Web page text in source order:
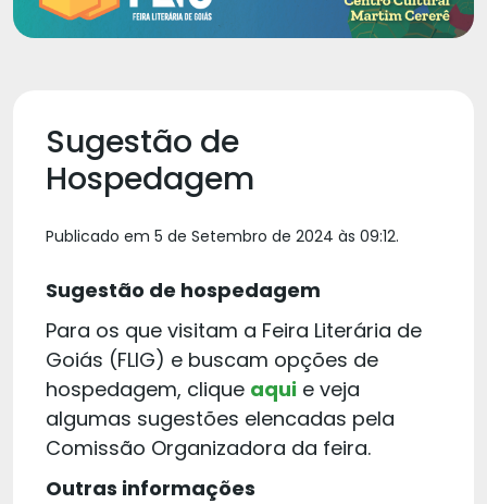
Sugestão de
Hospedagem
Publicado em 5 de Setembro de 2024 às 09:12.
Sugestão de hospedagem
Para os que visitam a Feira Literária de
Goiás (FLIG) e buscam opções de
hospedagem, clique aqui e veja
algumas sugestões elencadas pela
Comissão Organizadora da feira.
Outras informações